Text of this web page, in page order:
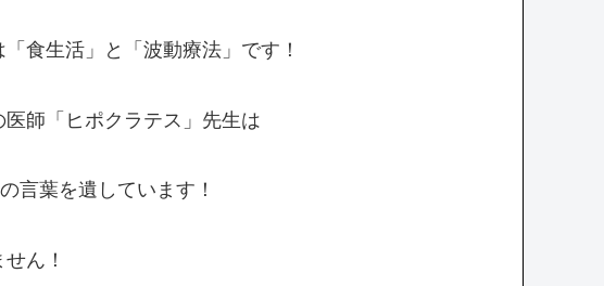
食生活」と「波動療法」です！
師「ヒポクラテス」先生は
言葉を遺しています！
ん！